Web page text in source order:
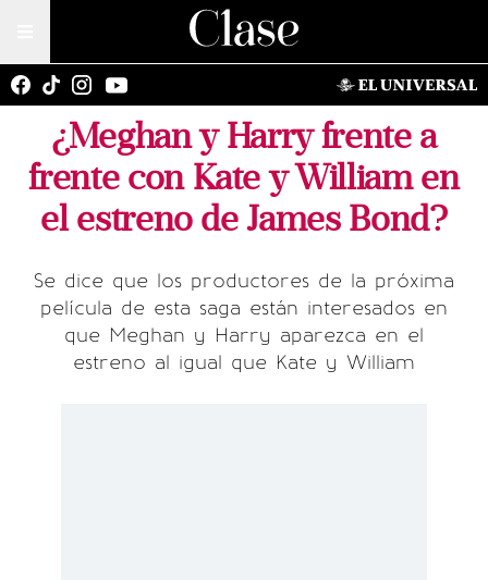
¿Meghan y Harry frente a
frente con Kate y William en
el estreno de James Bond?
Se dice que los productores de la próxima
película de esta saga están interesados en
que Meghan y Harry aparezca en el
estreno al igual que Kate y William